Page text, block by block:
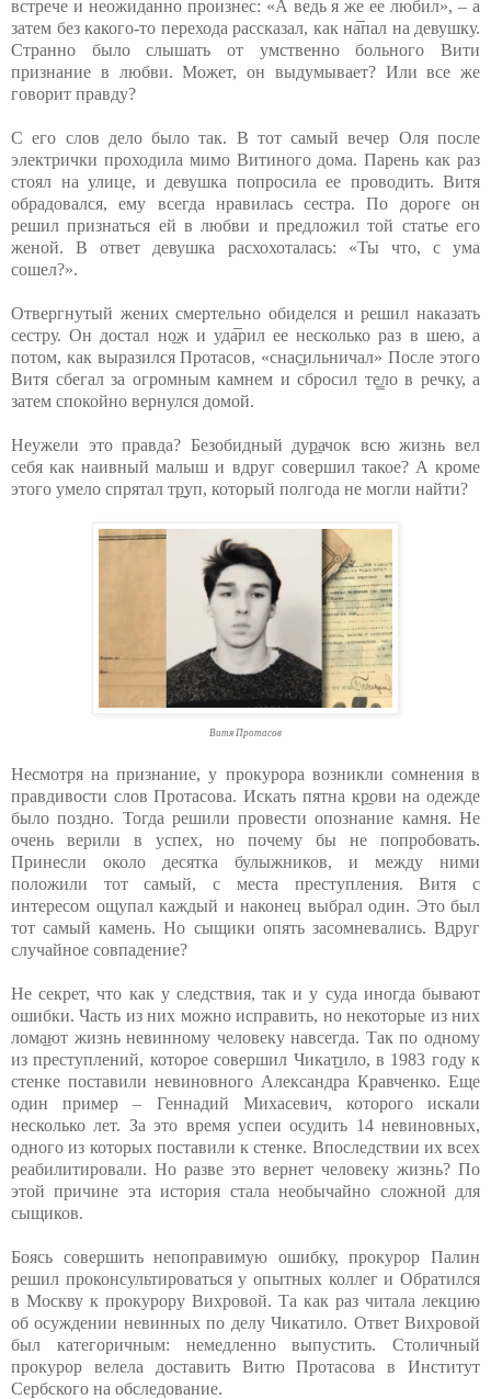
встрече и неожиданно произнес: «А ведь я же ее любил», – а
затем без какого-то перехода рассказал, как на̅пал на девушку.
Странно было слышать от умственно больного Вити
признание в любви. Может, он выдумывает? Или все же
говорит правду?
С его слов дело было так. В тот самый вечер Оля после
электрички проходила мимо Витиного дома. Парень как раз
стоял на улице, и девушка попросила ее проводить. Витя
обрадовался, ему всегда нравилась сестра. По дороге он
решил признаться ей в любви и предложил той статье его
женой. В ответ девушка расхохоталась: «Ты что, с ума
сошел?».
Отвергнутый жених смертельно обиделся и решил наказать
сестру. Он достал но̲ж и уда̅рил ее несколько раз в шею, а
потом, как выразился Протасов, «снас̲ильничал» После этого
Витя сбегал за огромным камнем и сбросил те̳ло в речку, а
затем спокойно вернулся домой.
Неужели это правда? Безобидный дур̲ачок всю жизнь вел
себя как наивный малыш и вдруг совершил такое? А кроме
этого умело спрятал тр̲уп, который полгода не могли найти?
Витя Протасов
Несмотря на признание, у прокурора возникли сомнения в
правдивости слов Протасова. Искать пятна кр̲ови на одежде
было поздно. Тогда решили провести опознание камня. Не
очень верили в успех, но почему бы не попробовать.
Принесли около десятка булыжников, и между ними
положили тот самый, с места преступления. Витя с
интересом ощупал каждый и наконец выбрал один. Это был
тот самый камень. Но сыщики опять засомневались. Вдруг
случайное совпадение?
Не секрет, что как у следствия, так и у суда иногда бывают
ошибки. Часть из них можно исправить, но некоторые из них
лома̲ют жизнь невинному человеку навсегда. Так по одному
из преступлений, которое совершил Чикат̲ило, в 1983 году к
стенке поставили невиновного Александра Кравченко. Еще
один пример – Геннадий Михасевич, которого искали
несколько лет. За это время успеи осудить 14 невиновных,
одного из которых поставили к стенке. Впоследствии их всех
реабилитировали. Но разве это вернет человеку жизнь? По
этой причине эта история стала необычайно сложной для
сыщиков.
Боясь совершить непоправимую ошибку, прокурор Палин
решил проконсультироваться у опытных коллег и Обратился
в Москву к прокурору Вихровой. Та как раз читала лекцию
об осуждении невинных по делу Чикатило. Ответ Вихровой
был категоричным: немедленно выпустить. Столичный
прокурор велела доставить Витю Протасова в Институт
Сербского на обследование.